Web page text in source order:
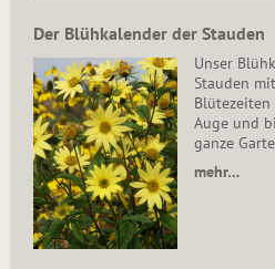
Der Blühkalender der Stauden
Unser
Stauden
Blütezeiten
Auge und
ganze
mehr…